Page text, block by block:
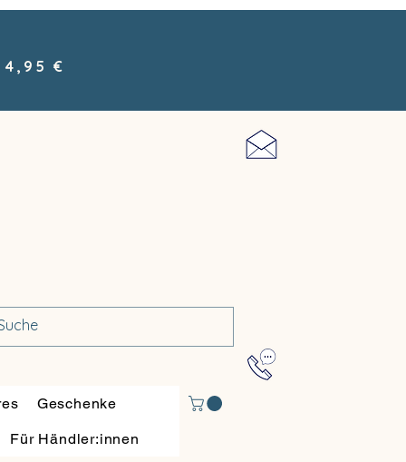
€
Geschenke
Für Händler:innen